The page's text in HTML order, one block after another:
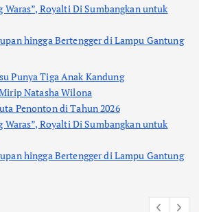
Waras”, Royalti Di Sumbangkan untuk
hingga Bertengger di Lampu Gantung
Punya Tiga Anak Kandung
Natasha Wilona
Penonton di Tahun 2026
Waras”, Royalti Di Sumbangkan untuk
hingga Bertengger di Lampu Gantung